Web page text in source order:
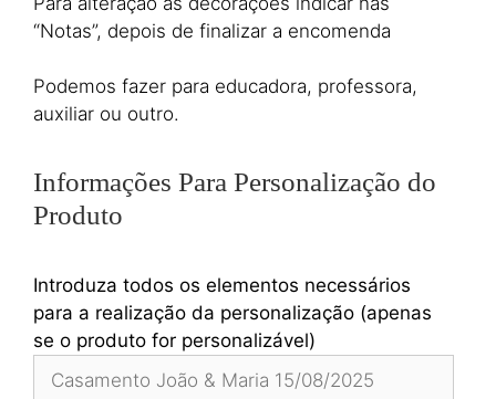
“Notas”, depois de finalizar a encomenda
Podemos fazer para educadora, professora,
auxiliar ou outro.
Informações Para Personalização do
Produto
Introduza todos os elementos necessários
para a realização da personalização (apenas
se o produto for personalizável)